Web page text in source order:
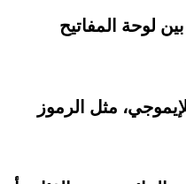
لوحة المفاتيح
مثل الرموز